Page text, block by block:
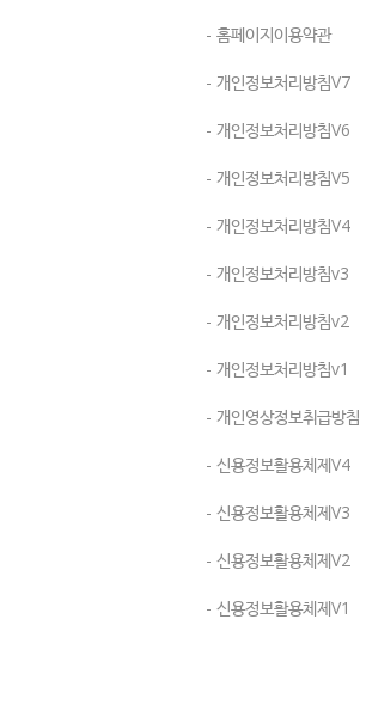
- 홈페이지이용약관
- 개인정보처리방침V7
- 개인정보처리방침V6
- 개인정보처리방침V5
- 개인정보처리방침V4
- 개인정보처리방침v3
- 개인정보처리방침v2
- 개인정보처리방침v1
- 개인영상정보취급방침
- 신용정보활용체제V4
- 신용정보활용체제V3
- 신용정보활용체제V2
- 신용정보활용체제V1